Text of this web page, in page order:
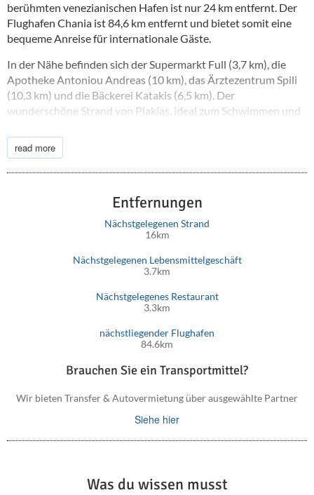
berühmten venezianischen Hafen ist nur 24 km entfernt. Der
Flughafen Chania ist 84,6 km entfernt und bietet somit eine
bequeme Anreise für internationale Gäste.
In der Nähe befinden sich der Supermarkt Full (3,7 km), die
Apotheke Antoniou Andreas (10 km), das Ärztezentrum Spili
(10,3 km) und die Bäckerei Katakis (6,5 km). Der
wunderschöne Strand von Plakias, ideal zum Schwimmen und
Restaurants wie O Mylos tou Nikola (3,3 km), Cretan Aroma
(4,1 km) und die Taverna Ifigenia (4 km) laden zum Genießen
der lokalen Küche ein. Die Region bietet zudem malerische
eine gute Anbindung an beliebte Ausflugsziele an der
read more
Entfernungen
Nächstgelegenen Strand
16km
Nächstgelegenen Lebensmittelgeschäft
3.7km
Nächstgelegenes Restaurant
3.3km
nächstliegender Flughafen
84.6km
Brauchen Sie ein Transportmittel?
Wir bieten Transfer & Autovermietung über ausgewählte Partner
Siehe hier
Was du wissen musst